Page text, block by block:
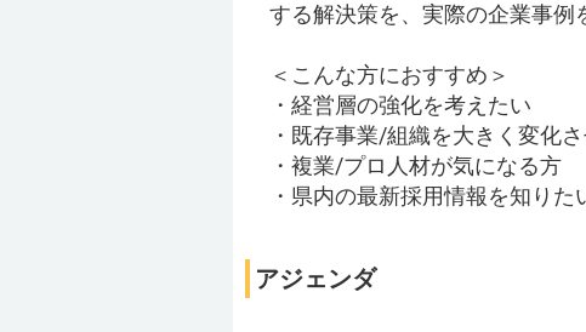
する解決策を、実際の企業事例
＜こんな方におすすめ＞
・経営層の強化を考えたい
・既存事業/組織を大きく変化
・複業/プロ人材が気になる方
・県内の最新採用情報を知りた
アジェンダ